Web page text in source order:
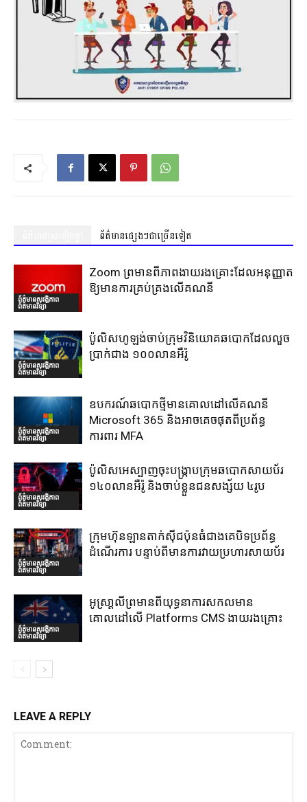
ព័ត៌មានផ្សេងៗជាច្រើនទៀត
ព័ត៌មានសុវត្ថិភាព
ព័ត៌មានវិទ្យា
Zoom ព្រមានពីភាពងាយរងគ្រោះដែលអនុញ្ញាត
ឱ្យមានការគ្រប់គ្រងលើគណនី
ព័ត៌មានសុវត្ថិភាព
ព័ត៌មានវិទ្យា
ប៉ូលិសហូឡង់ចាប់ក្រុមវិនិយោគឆបោកដែលលួច
ប្រាក់ជាង ១០០លានអឺរ៉ូ
ព័ត៌មានសុវត្ថិភាព
ព័ត៌មានវិទ្យា
ឧបករណ៍ឆបោកថ្មីមានគោលដៅលើគណនី
Microsoft 365 និងអាចគេចផុតពីប្រព័ន្ធ
ការពារ MFA
ព័ត៌មានសុវត្ថិភាព
ព័ត៌មានវិទ្យា
ប៉ូលិសអេស្បាញចុះបង្រ្កាបក្រុមឆបោកសាយប័រ
១៤០លានអឺរ៉ូ និងចាប់ខ្លួនជនសង្ស័យ ៤រូប
ព័ត៌មានសុវត្ថិភាព
ព័ត៌មានវិទ្យា
ក្រុមហ៊ុនឡានតាក់ស៊ីជប៉ុនធំជាងគេបិទប្រព័ន្ធ
ដំណើរការ បន្ទាប់ពីមានការវាយប្រហារសាយប័រ
ព័ត៌មានសុវត្ថិភាព
ព័ត៌មានវិទ្យា
អូស្រា្តលីព្រមានពីយុទ្ធនាការសកលមាន
គោលដៅលើ Platforms CMS ងាយរងគ្រោះ
LEAVE A REPLY